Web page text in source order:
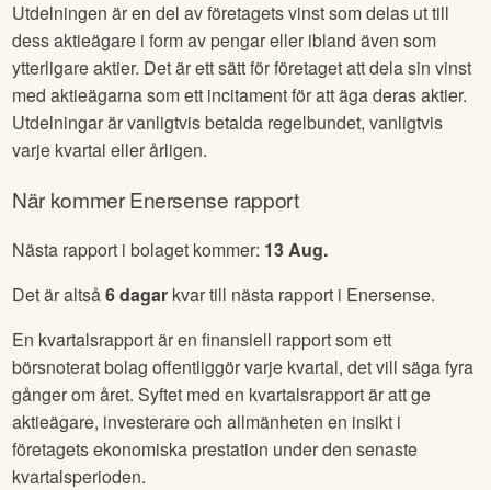
Utdelningen är en del av företagets vinst som delas ut till
dess aktieägare i form av pengar eller ibland även som
ytterligare aktier. Det är ett sätt för företaget att dela sin vinst
med aktieägarna som ett incitament för att äga deras aktier.
Utdelningar är vanligtvis betalda regelbundet, vanligtvis
varje kvartal eller årligen.
När kommerEnersense rapport
Nästa rapport i bolaget kommer: 13 Aug.
Det är altså6dagar kvar till nästa rapport i Enersense.
En kvartalsrapport är en finansiell rapport som ett
börsnoterat bolag offentliggör varje kvartal, det vill säga fyra
gånger om året. Syftet med en kvartalsrapport är att ge
aktieägare, investerare och allmänheten en insikt i
företagets ekonomiska prestation under den senaste
kvartalsperioden.